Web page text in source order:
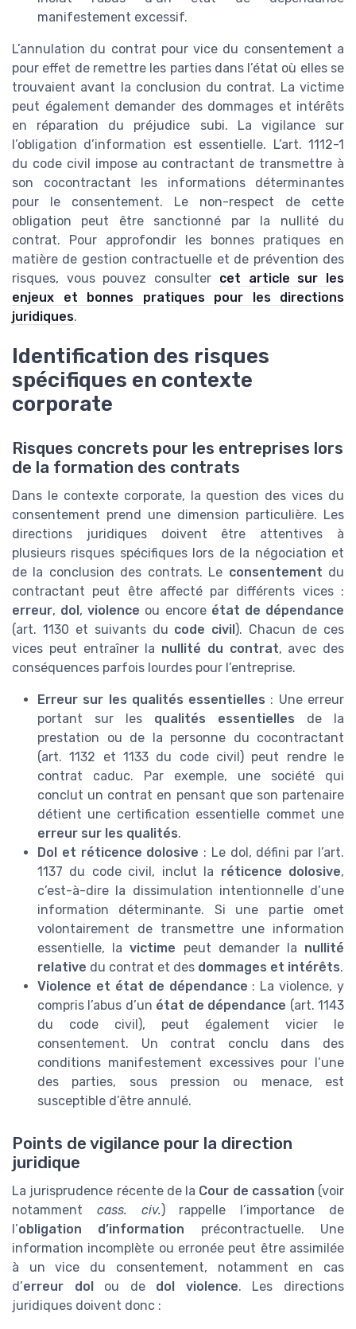
manifestement excessif.
L’annulation du contrat pour vice du consentement a
pour effet de remettre les parties dans l’état où elles se
trouvaient avant la conclusion du contrat. La victime
peut également demander des dommages et intérêts
en réparation du préjudice subi. La vigilance sur
l’obligation d’information est essentielle. L’art. 1112-1
du code civil impose au contractant de transmettre à
son cocontractant les informations déterminantes
pour le consentement. Le non-respect de cette
obligation peut être sanctionné par la nullité du
contrat. Pour approfondir les bonnes pratiques en
matière de gestion contractuelle et de prévention des
risques, vous pouvez consulter cet article sur les
enjeux et bonnes pratiques pour les directions
juridiques.
Identification des risques
spécifiques en contexte
corporate
Risques concrets pour les entreprises lors
de la formation des contrats
Dans le contexte corporate, la question des vices du
consentement prend une dimension particulière. Les
directions juridiques doivent être attentives à
plusieurs risques spécifiques lors de la négociation et
de la conclusion des contrats. Le consentement du
contractant peut être affecté par différents vices :
erreur, dol ,violence ou encore état de dépendance
(art. 1130 et suivants du code civil ). Chacun de ces
vices peut entraîner la nullité du contrat, avec des
conséquences parfois lourdes pour l’entreprise.
Erreur sur les qualités essentielles : Une erreur
portant sur les qualités essentielles de la
prestation ou de la personne du cocontractant
(art. 1132 et 1133 du code civil) peut rendre le
contrat caduc. Par exemple, une société qui
conclut un contrat en pensant que son partenaire
détient une certification essentielle commet une
erreur sur les qualités.
Dol et réticence dolosive : Le dol, défini par l’art.
1137 du code civil, inclut la réticence dolosive,
c’est-à-dire la dissimulation intentionnelle d’une
information déterminante. Si une partie omet
volontairement de transmettre une information
essentielle, lavictime peut demander la nullité
relative du contrat et des dommages et intérêts.
Violence et état de dépendance : La violence, y
compris l’abus d’un état de dépendance (art. 1143
du code civil), peut également vicier le
consentement. Un contrat conclu dans des
conditions manifestement excessives pour l’une
des parties, sous pression ou menace, est
susceptible d’être annulé.
Points de vigilance pour la direction
juridique
La jurisprudence récente de la Cour de cassation (voir
notamment cass. civ.) rappelle l’importance de
l’obligation d’information précontractuelle. Une
information incomplète ou erronée peut être assimilée
à un vice du consentement, notamment en cas
d’erreur dol ou de dol violence. Les directions
juridiques doivent donc :